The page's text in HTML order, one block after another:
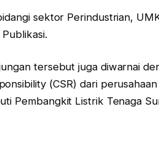
sektor Perindustrian,
tersebut juga diwarnai
(CSR) dari perusahaan
Pembangkit Listrik Tenaga